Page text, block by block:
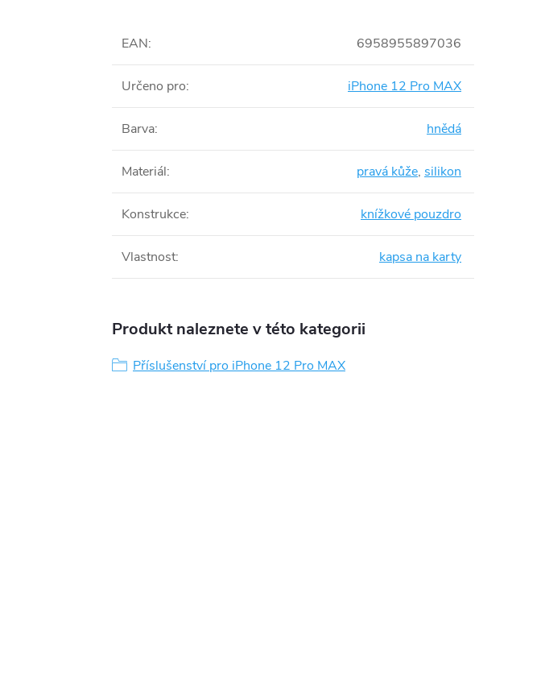
EAN: 6958955897036
Určeno pro: iPhone 12 Pro MAX
Barva: hnědá
Materiál: pravá kůže, silikon
Konstrukce: knížkové pouzdro
Vlastnost: kapsa na karty
Produkt naleznete v této kategorii
Příslušenství pro iPhone 12 Pro MAX